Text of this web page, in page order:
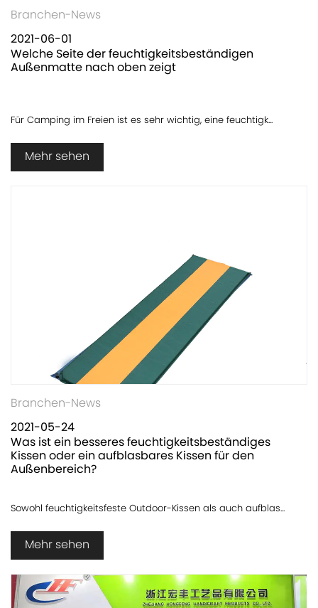
Branchen-News
2021-06-01
Welche Seite der feuchtigkeitsbeständigen
Außenmatte nach oben zeigt
Für Camping im Freien ist es sehr wichtig, eine feuchtigk...
Mehr sehen
Branchen-News
2021-05-24
Was ist ein besseres feuchtigkeitsbeständiges
Kissen oder ein aufblasbares Kissen für den
Außenbereich?
Sowohl feuchtigkeitsfeste Outdoor-Kissen als auch aufblas...
Mehr sehen